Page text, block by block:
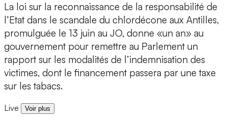
La loi sur la reconnaissance de la responsabilité de
l’Etat dans le scandale du chlordécone aux Antilles,
promulguée le 13 juin au JO, donne «un an» au
gouvernement pour remettre au Parlement un
rapport sur les modalités de l’indemnisation des
victimes, dont le financement passera par une taxe
sur les tabacs.
Live Voir plus